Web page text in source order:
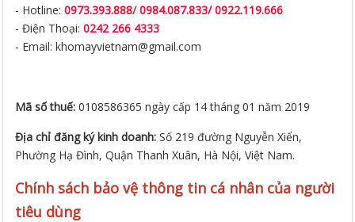
- Hotline:0973.393.888/ 0984.087.833/ 0922.119.666
- Điện Thoại:0242 266 4333
- Email: khomayvietnam@gmail.com
Mã số thuế:0108586365 ngày cấp 14 tháng 01 năm 2019
Địa chỉ đăng ký kinh doanh:Số 219 đường Nguyễn Xiển,
Phường Hạ Đình, Quận Thanh Xuân, Hà Nội, Việt Nam.
Chính sách bảo vệ thông tin cá nhân của người
tiêu dùng